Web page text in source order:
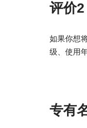
评价2
如果你想
级、使用
专有